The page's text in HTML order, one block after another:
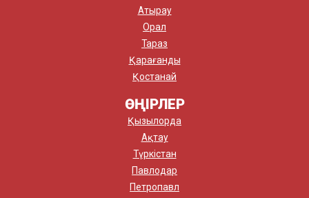
Атырау
Орал
Тараз
Қарағанды
Қостанай
ӨҢІРЛЕР
Қызылорда
Ақтау
Түркістан
Павлодар
Петропавл